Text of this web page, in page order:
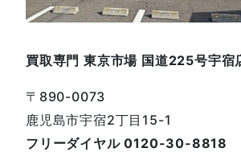
買取専門 東京市場 国道225号宇宿
〒890-0073
鹿児島市宇宿2丁目15-1
フリーダイヤル 0120-30-8818